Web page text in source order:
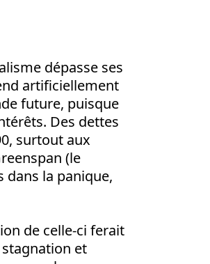
dépasse ses
artificiellement
future, puisque
Des dettes
surtout aux
(le
dans la panique,
de celle-ci ferait
et